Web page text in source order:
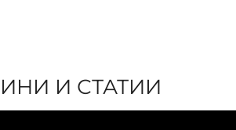
И СТАТИИ